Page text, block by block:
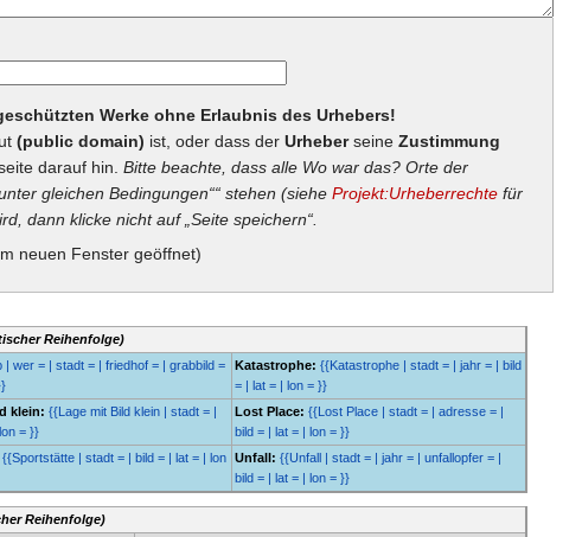
Werke ohne Erlaubnis des Urhebers!
(public domain) ist, oder dass der Urheberseine Zustimmung
darauf hin. Bitte beachte, dass alle Wo war das? Orte der
gleichen Bedingungen““ stehen (siehe Projekt:Urheberrechte für
dann klicke nicht auf „Seite speichern“.
neuen Fenster geöffnet)
Reihenfolge)
| wer = | stadt = | friedhof = | grabbild =
Katastrophe: {{Katastrophe | stadt = | jahr = | bild
= | lat = | lon = }}
klein: {{Lage mit Bild klein | stadt = |
= }}
Lost Place: {{Lost Place | stadt = | adresse = |
bild = | lat = | lon = }}
{{Sportstätte | stadt = | bild = | lat = | lon
Unfall: {{Unfall | stadt = | jahr = | unfallopfer = |
bild = | lat = | lon = }}
Reihenfolge)